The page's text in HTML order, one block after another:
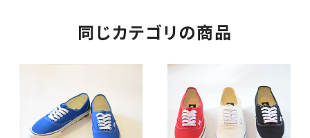
同じカテゴリの商品